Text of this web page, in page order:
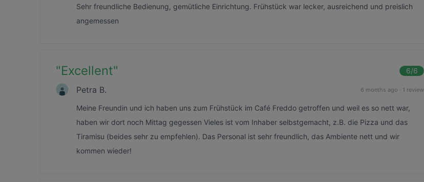
Sehr freundliche Bedienung, gemütliche Einrichtung. Frühstück war lecker, ausreichend und preislich
angemessen
"Excellent" 6/6
Petra B. 6 months ago · 1 review
Meine Freundin und ich haben uns zum Frühstück im Café Freddo getroffen und weil es so nett war,
haben wir dort noch Mittag gegessen Vieles ist vom Inhaber selbstgemacht, z.B. die Pizza und das
Tiramisu (beides sehr zu empfehlen). Das Personal ist sehr freundlich, das Ambiente nett und wir
kommen wieder!